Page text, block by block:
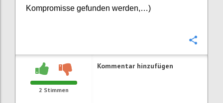
Kompromisse gefunden werden,…)
2 Stimmen
Kommentar hinzufügen